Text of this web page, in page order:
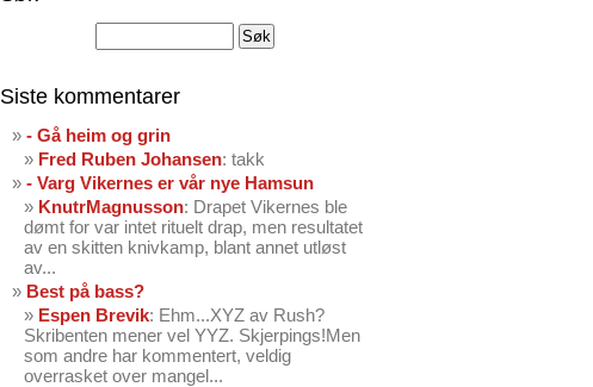
Siste kommentarer
- Gå heim og grin
Fred Ruben Johansen: takk
- Varg Vikernes er vår nye Hamsun
KnutrMagnusson: Drapet Vikernes ble
dømt for var intet rituelt drap, men resultatet
av en skitten knivkamp, blant annet utløst
av...
Best på bass?
Espen Brevik: Ehm...XYZ av Rush?
Skribenten mener vel YYZ. Skjerpings!Men
som andre har kommentert, veldig
overrasket over mangel...